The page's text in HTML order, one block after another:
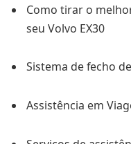
Como tirar o
seu Volvo EX30
Sistema de fecho
Assistência em